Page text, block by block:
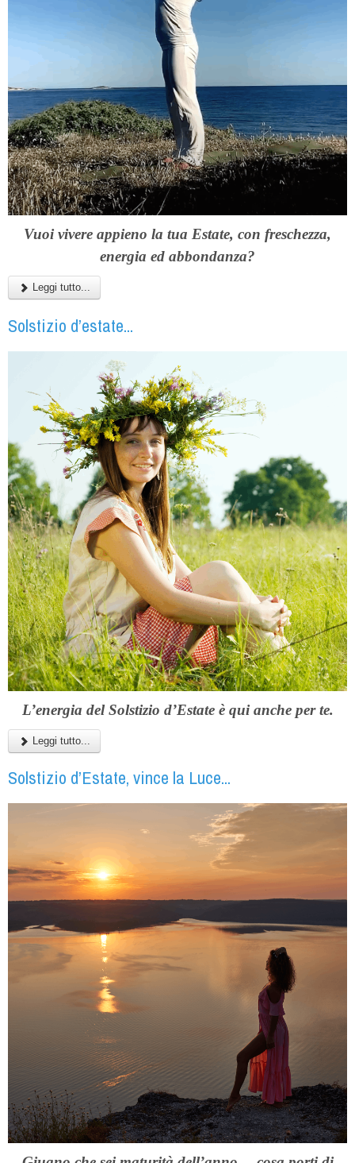
Vuoi vivere appieno la tua Estate, con freschezza,
energia ed abbondanza?
Leggi tutto...
Solstizio d’estate...
L’energia del Solstizio d’Estate è qui anche per te.
Leggi tutto...
Solstizio d’Estate, vince la Luce...